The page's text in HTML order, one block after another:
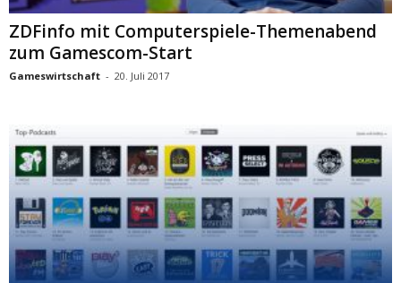
ZDFinfo mit Computerspiele-Themenabend
zum Gamescom-Start
Gameswirtschaft - 20. Juli 2017